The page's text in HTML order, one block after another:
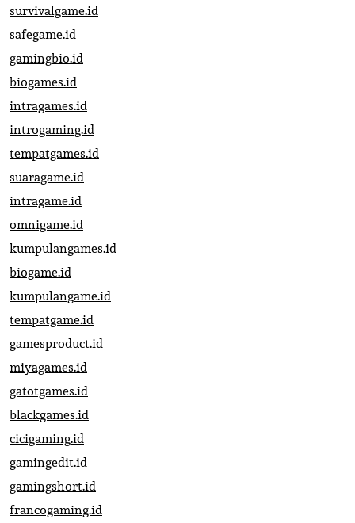
survivalgame.id
safegame.id
gamingbio.id
biogames.id
intragames.id
introgaming.id
tempatgames.id
suaragame.id
intragame.id
omnigame.id
kumpulangames.id
biogame.id
kumpulangame.id
tempatgame.id
gamesproduct.id
miyagames.id
gatotgames.id
blackgames.id
cicigaming.id
gamingedit.id
gamingshort.id
francogaming.id